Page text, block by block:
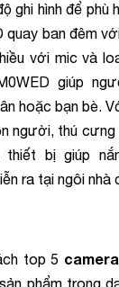
ghi hình để phù
quay ban đêm
với mic và
giúp
hoặc bạn bè.
người, thú
thiết bị giúp
ra tại ngôi nhà
top 5